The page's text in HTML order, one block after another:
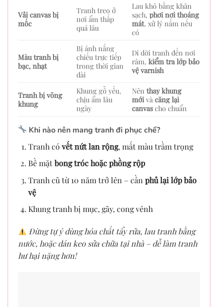
Vải canvas bị
mốc
Tranh treo ở
nơi ẩm thấp
quá lâu
Lau khô bằng khăn
sạch,phơi nơi thoáng
mát, xử lý nấm nếu
có
Màu tranh bị
bạc, nhạt
Bị ánh nắng
chiếu trực tiếp
trong thời gian
dài
Di dời tranh đến nơi
râm,kiểm tra lớp bảo
vệ varnish
Tranh bị võng
khung
Khung gỗ yếu,
chịu ẩm lâu
ngày
Nênthay khung
mới vàcăng lại
canvas cho chuẩn
Khi nào nên mang tranh đi phục chế?
Tranh có vết nứt lan rộng, mất màu trầm trọng
Bề mặtbong tróc hoặc phồng rộp
Tranh cũ từ 10 năm trở lên – cần phủ lại lớp bảo
vệ
Khung tranh bị mục, gãy, cong vênh
Đừng tự ý dùng hóa chất tẩy rửa, lau tranh bằng
nước, hoặc dán keo sửa chữa tại nhà – dễ làm tranh
hư hại nặng hơn!